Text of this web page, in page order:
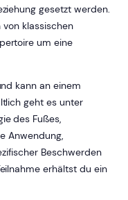
gesetzt werden.
klassischen
um eine
kann an einem
geht es unter
des Fußes,
Anwendung,
Beschwerden
erhältst du ein